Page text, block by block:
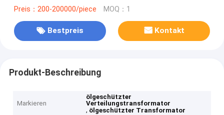
Preis：200-200000/piece MOQ：1
Bestpreis Kontakt
Produkt-Beschreibung
Markieren
ölgeschützter
Verteilungstransformator
, ölgeschützter Transformator